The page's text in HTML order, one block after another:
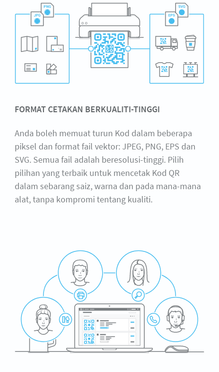
FORMAT CETAKAN BERKUALITI-TINGGI
Anda boleh memuat turun Kod dalam beberapa
piksel dan format fail vektor: JPEG, PNG, EPS dan
SVG. Semua fail adalah beresolusi-tinggi. Pilih
pilihan yang terbaik untuk mencetak Kod QR
dalam sebarang saiz, warna dan pada mana-mana
alat, tanpa kompromi tentang kualiti.